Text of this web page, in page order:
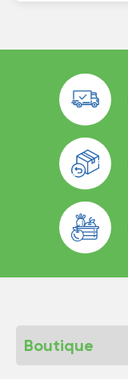
Boutique